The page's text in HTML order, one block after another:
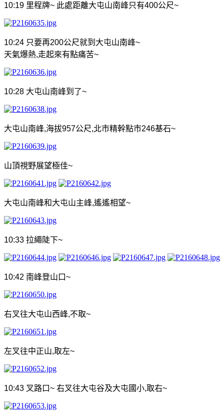
10:19 里程牌~ 此處距離大屯山南峰只有400公尺~
10:24 只要再200公尺就到大屯山南峰~
天氣爆熱,走起來有點痛苦~
10:28 大屯山南峰到了~
大屯山南峰,海拔957公尺,北市精幹點市246基石~
山頂視野展望極佳~
大屯山南峰和大屯山主峰,遙遙相望~
10:33 拉繩陡下~
10:42 南峰登山口~
右叉往大屯山西峰,不取~
左叉往中正山,取左~
10:43 叉路口~ 右叉往大屯谷及大屯國小,取右~